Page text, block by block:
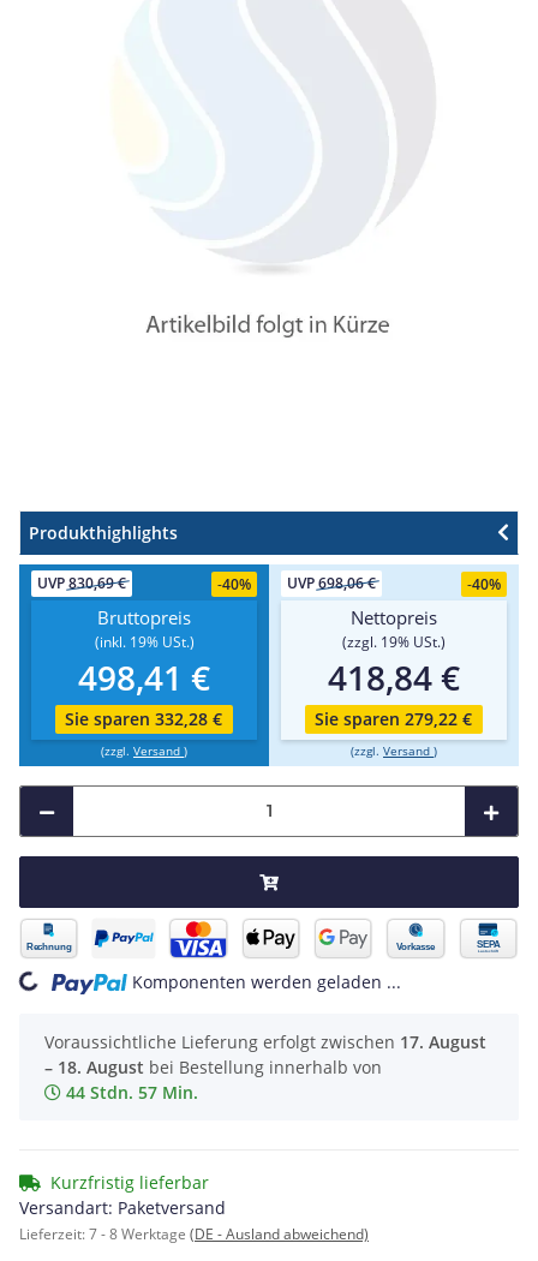
Produkthighlights
UVP830,69 € -40%
Bruttopreis
(inkl. 19% USt.)
498,41 €
Sie sparen 332,28 €
(zzgl. Versand )
UVP698,06 € -40%
Nettopreis
(zzgl. 19% USt.)
418,84 €
Sie sparen 279,22 €
(zzgl. Versand )
Komponenten werden geladen ...
Voraussichtliche Lieferung erfolgt zwischen 17. August
– 18. August bei Bestellung innerhalb von
44 Stdn. 57 Min.
Kurzfristig lieferbar
Versandart: Paketversand
Lieferzeit:7 - 8 Werktage (DE - Ausland abweichend)